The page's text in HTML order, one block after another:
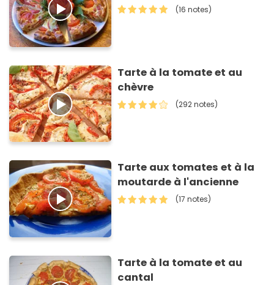
(16 notes)
Tarte à la tomate et au
chèvre
(292 notes)
Tarte aux tomates et à la
moutarde à l'ancienne
(17 notes)
Tarte à la tomate et au
cantal